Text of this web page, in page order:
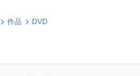
作品 DVD